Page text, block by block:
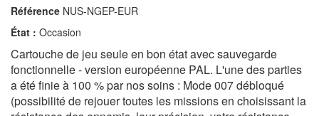
Référence NUS-NGEP-EUR
État : Occasion
Cartouche de jeu seule en bon état avec sauvegarde
fonctionnelle - version européenne PAL. L'une des parties
a été finie à 100 % par nos soins : Mode 007 débloqué
(possibilité de rejouer toutes les missions en choisissant la